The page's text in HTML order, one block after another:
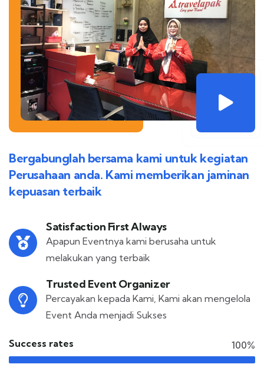
Bergabunglah bersama kami untuk kegiatan
Perusahaan anda. Kami memberikan jaminan
kepuasan terbaik
Satisfaction First Always
Apapun Eventnya kami berusaha untuk
melakukan yang terbaik
Trusted Event Organizer
Percayakan kepada Kami, Kami akan mengelola
Event Anda menjadi Sukses
Success rates 100%